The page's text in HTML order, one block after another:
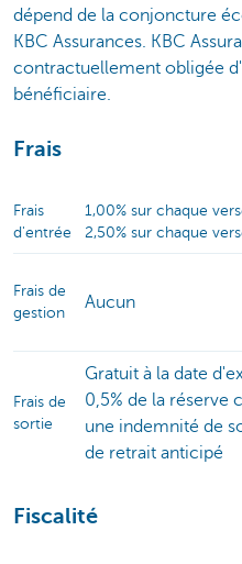
dépend de la conjoncture
KBC Assurances. KBC
contractuellement obligée
bénéficiaire.
Frais
Frais
d'entrée
1,00% sur chaque
2,50% sur chaque
Frais de
gestion
Aucun
Frais de
sortie
Gratuit à la date
0,5% de la réserve
une indemnité de
de retrait anticipé
Fiscalité